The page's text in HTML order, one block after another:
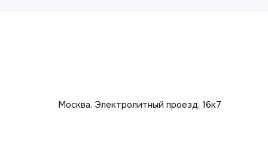
Москва, Электролитный проезд, 16к7